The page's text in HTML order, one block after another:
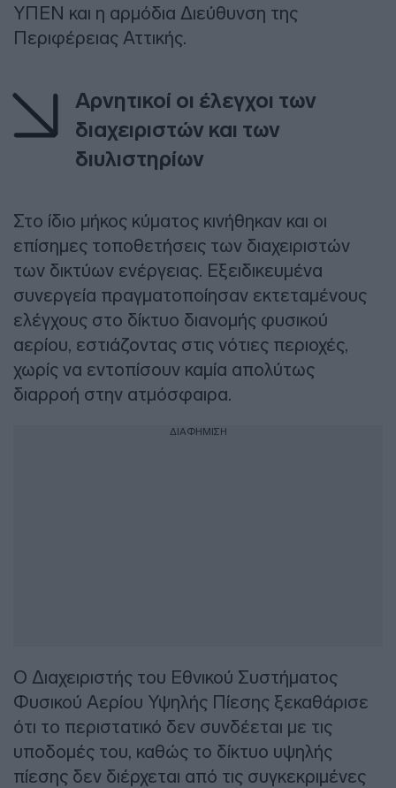
ΥΠΕΝ και η αρμόδια Διεύθυνση της
Περιφέρειας Αττικής.
Αρνητικοί οι έλεγχοι των
διαχειριστών και των
διυλιστηρίων
Στο ίδιο μήκος κύματος κινήθηκαν και οι
επίσημες τοποθετήσεις των διαχειριστών
των δικτύων ενέργειας. Εξειδικευμένα
συνεργεία πραγματοποίησαν εκτεταμένους
ελέγχους στο δίκτυο διανομής φυσικού
αερίου, εστιάζοντας στις νότιες περιοχές,
χωρίς να εντοπίσουν καμία απολύτως
διαρροή στην ατμόσφαιρα.
ΔΙΑΦΗΜΙΣΗ
Ο Διαχειριστής του Εθνικού Συστήματος
Φυσικού Αερίου Υψηλής Πίεσης ξεκαθάρισε
ότι το περιστατικό δεν συνδέεται με τις
υποδομές του, καθώς το δίκτυο υψηλής
πίεσης δεν διέρχεται από τις συγκεκριμένες